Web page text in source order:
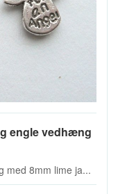
engle vedhæng
med 8mm lime ja...